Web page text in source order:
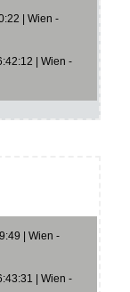
| Wien -
| Wien -
| Wien -
| Wien -